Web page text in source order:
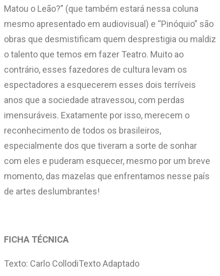
Matou o Leão?” (que também estará nessa coluna
mesmo apresentado em audiovisual) e “Pinóquio” são
obras que desmistificam quem desprestigia ou maldiz
o talento que temos em fazer Teatro. Muito ao
contrário, esses fazedores de cultura levam os
espectadores a esquecerem esses dois terríveis
anos que a sociedade atravessou, com perdas
imensuráveis. Exatamente por isso, merecem o
reconhecimento de todos os brasileiros,
especialmente dos que tiveram a sorte de sonhar
com eles e puderam esquecer, mesmo por um breve
momento, das mazelas que enfrentamos nesse país
de artes deslumbrantes!
FICHA TÉCNICA
Texto: Carlo CollodiTexto Adaptado